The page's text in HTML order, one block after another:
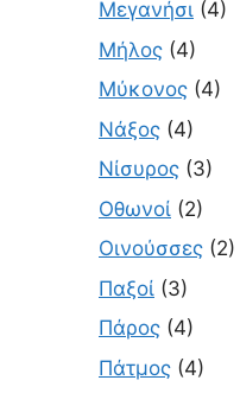
Μεγανήσι (4)
Μήλος (4)
Μύκονος (4)
Νάξος (4)
Νίσυρος (3)
Οθωνοί (2)
Οινούσσες (2)
Παξοί (3)
Πάρος (4)
Πάτμος (4)